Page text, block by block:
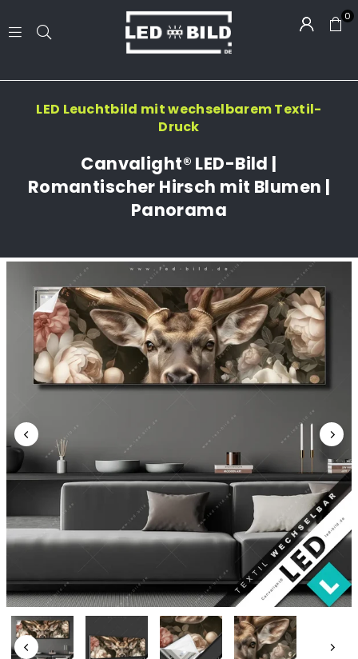
BILD.DE
0
LED Leuchtbild mit wechselbarem Textil-
Druck
Canvalight® LED-Bild |
Romantischer Hirsch mit Blumen |
Panorama